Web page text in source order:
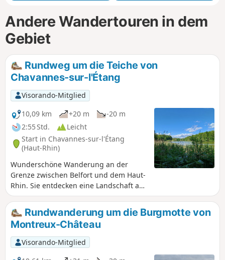
Andere Wandertouren in dem
Gebiet
Rundweg um die Teiche von
Chavannes-sur-l'Étang
Visorando-Mitglied
10,09 km
+20 m
-20 m
2:55 Std.
Leicht
Start in Chavannes-sur-l'Étang
(Haut-Rhin)
Wunderschöne Wanderung an der
Grenze zwischen Belfort und dem Haut-
Rhin. Sie entdecken eine Landschaft aus
Feldern und Wäldern mit herrlichen
Teichen. Als Bonus gibt es einen
Lehrpfad mit Tafeln über die Bäume
unserer Region.
Rundwanderung um die Burgmotte von
Montreux-Château
Visorando-Mitglied